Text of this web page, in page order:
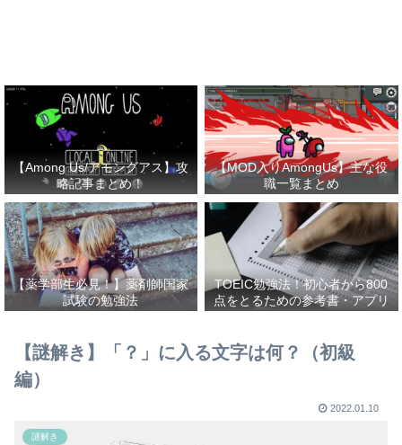
【Among Us/アモングアス】攻
略記事まとめ！
【MOD入りAmongUs】主な役
職一覧まとめ
【薬学部生必見！】薬剤師国家
試験の勉強法
TOEIC勉強法！初心者から800
点をとるための参考書・アプリ
を紹介！
【謎解き】「？」に入る文字は何？（初級
編）
2022.01.10
謎解き